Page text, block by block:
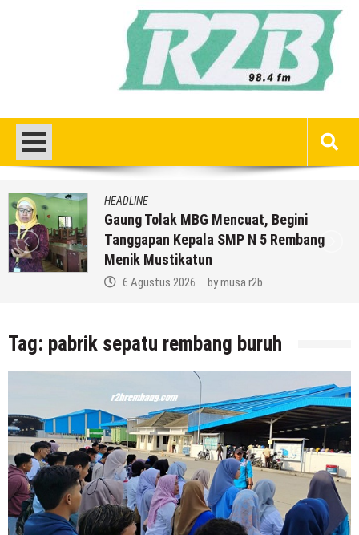
HEADLINE
Gaung Tolak MBG Mencuat, Begini
Tanggapan Kepala SMP N 5 Rembang
Menik Mustikatun
6 Agustus 2026 bymusa r2b
Tag: pabrik sepatu rembang buruh